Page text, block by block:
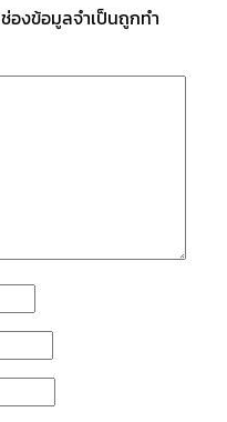
ช่องข้อมูลจำเป็นถูกทำ